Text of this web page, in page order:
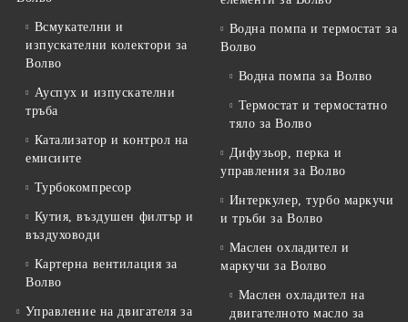
Всмукателни и
изпускателни колектори за
Волво
Ауспух и изпускателни
тръба
Катализатор и контрол на
емисиите
Турбокомпресор
Кутия, въздушен филтър и
въздуховоди
Картерна вентилация за
Волво
Управление на двигателя за
Водна помпа и термостат за
Волво
Водна помпа за Волво
Термостат и термостатно
тяло за Волво
Дифузьор, перка и
управления за Волво
Интеркулер, турбо маркучи
и тръби за Волво
Маслен охладител и
маркучи за Волво
Маслен охладител на
двигателното масло за